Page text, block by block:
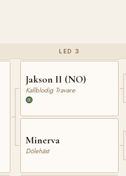
LED 3
Jakson II (NO)
Kallblodig Travare
Minerva
Dölehäst